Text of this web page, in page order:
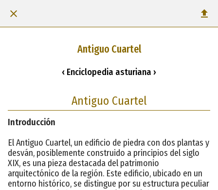
Antiguo Cuartel
‹ Enciclopedia asturiana ›
Antiguo Cuartel
Introducción
El Antiguo Cuartel, un edificio de piedra con dos plantas y
desván, posiblemente construido a principios del siglo
XIX, es una pieza destacada del patrimonio
arquitectónico de la región. Este edificio, ubicado en un
entorno histórico, se distingue por su estructura peculiar